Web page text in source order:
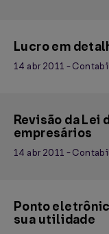
Lucro em
14 abr 2011 -
Revisão da Lei
empresários
14 abr 2011 -
Ponto
sua utilidade